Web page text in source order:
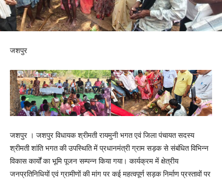
जशपुर
जशपुर । जशपुर विधायक श्रीमती रायमुनी भगत एवं जिला पंचायत सदस्य
श्रीमती शांति भगत की उपस्थिति में प्रधानमंत्री ग्राम सड़क से संबंधित विभिन्न
विकास कार्यों का भूमि पूजन सम्पन्न किया गया। कार्यक्रम में क्षेत्रीय
जनप्रतिनिधियों एवं ग्रामीणों की मांग पर कई महत्वपूर्ण सड़क निर्माण प्रस्तावों पर